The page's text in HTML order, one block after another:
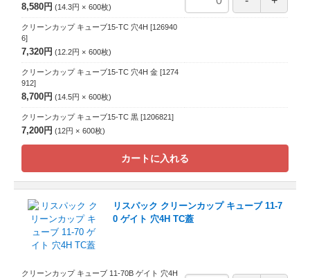
8,580円 14.3円 600枚
クリーンカップ キューブ15-TC 穴4H [126940
6]
7,320円 12.2円 600枚
クリーンカップ キューブ15-TC 穴4H 金 [1274
912]
8,700円 14.5円 600枚
クリーンカップ キューブ15-TC 黒 [1206821]
7,200円 12円 600枚
カートに入れる
リスパック クリーンカップ キューブ 11-7
0 ゲイト 穴4H TC蓋
クリーンカップ キューブ 11-70B ゲイト 穴4H